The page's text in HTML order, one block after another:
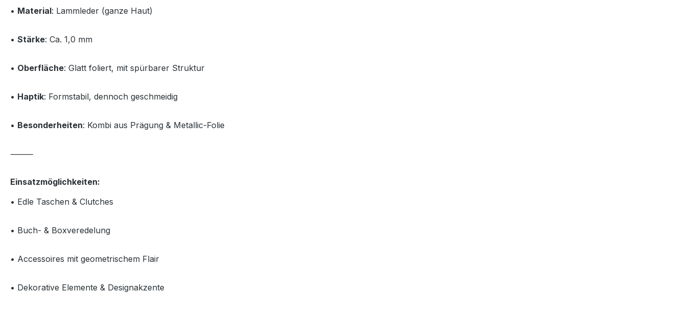
• Material: Lammleder (ganze Haut)
• Stärke: Ca. 1,0 mm
• Oberfläche: Glatt foliert, mit spürbarer Struktur
• Haptik: Formstabil, dennoch geschmeidig
• Besonderheiten: Kombi aus Prägung & Metallic-Folie
⸻
Einsatzmöglichkeiten:
• Edle Taschen & Clutches
• Buch- & Boxveredelung
• Accessoires mit geometrischem Flair
• Dekorative Elemente & Designakzente